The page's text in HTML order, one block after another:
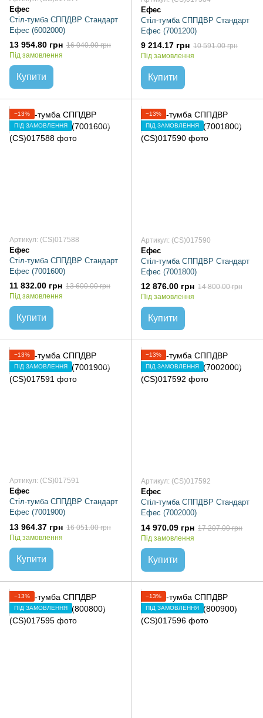
Ефес
Стіл-тумба СППДВР Стандарт
Ефес (6002000)
13 954.80 грн 16 040.00 грн
Під замовлення
Купити
Ефес
Стіл-тумба СППДВР Стандарт
Ефес (7001200)
9 214.17 грн 10 591.00 грн
Під замовлення
Купити
−13%
ПІД ЗАМОВЛЕННЯ
Артикул: (CS)017588
Ефес
Стіл-тумба СППДВР Стандарт
Ефес (7001600)
11 832.00 грн 13 600.00 грн
Під замовлення
Купити
−13%
ПІД ЗАМОВЛЕННЯ
Артикул: (CS)017590
Ефес
Стіл-тумба СППДВР Стандарт
Ефес (7001800)
12 876.00 грн 14 800.00 грн
Під замовлення
Купити
−13%
ПІД ЗАМОВЛЕННЯ
Артикул: (CS)017591
Ефес
Стіл-тумба СППДВР Стандарт
Ефес (7001900)
13 964.37 грн 16 051.00 грн
Під замовлення
Купити
−13%
ПІД ЗАМОВЛЕННЯ
Артикул: (CS)017592
Ефес
Стіл-тумба СППДВР Стандарт
Ефес (7002000)
14 970.09 грн 17 207.00 грн
Під замовлення
Купити
−13%
ПІД ЗАМОВЛЕННЯ
−13%
ПІД ЗАМОВЛЕННЯ